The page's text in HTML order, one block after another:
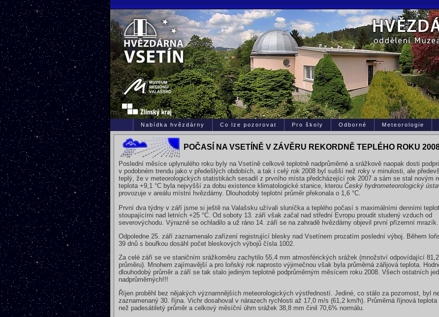
Nabídka hvězdárny Co lze pozorovat Pro školy Odborné Meteorologie
POČASÍ NA VSETÍNĚ V ZÁVĚRU REKORDNĚ TEPLÉHO ROKU
Poslední měsíce uplynulého roku byly na Vsetíně celkově teplotně nadprůměrné a srážkově naopak dosti
v podobném trendu jako v předešlých obdobích, a tak i celý rok 2008 byl sušší než roky v minulosti, ale
teplý, že v meteorologických statistikách sesadil z prvního místa předcházející rok 2007 a sám se stal novým
teplota +9,1 °C byla nejvyšší za dobu existence klimatologické stanice, kterou Český hydrometeorologický
provozuje v areálu místní hvězdárny. Dlouhodobý teplotní průměr překonala o 1,6 °C.
První dva týdny v září jsme si ještě na Valašsku užívali sluníčka a teplého počasí s maximálními denními
stoupajícími nad letních +25 °C. Od soboty 13. září však začal nad střední Evropu proudit studený vzduch od
severovýchodu. Výrazně se ochladilo a už ráno 14. září se na zahradě hvězdárny objevil první přízemní mrazík.
Odpoledne 25. září zaznamenalo zařízení registrující blesky nad Vsetínem prozatím poslední výboj. Během
39 dnů s bouřkou dosáhl počet bleskových výbojů čísla 1002.
Za celé září se ve staničním srážkoměru zachytilo 55,4 mm atmosférických srážek (množství odpovídající
průměru). Mnohem zajímavější a pro loňský rok naprosto výjimečnou však byla průměrná zářijová teplota.
dlouhodobý průměr a září se tak stalo jediným teplotně podprůměrným měsícem roku 2008. Všech ostatních
nadprůměrných!!!
Říjen proběhl bez nějakých významnějších meteorologických výstředností. Jediné, co stálo za pozornost, byl
zaznamenaný 30. října. Vichr dosahoval v nárazech rychlosti až 17,0 m/s (61,2 km/h). Průměrná říjnová
než padesátiletý průměr a celkový měsíční úhrn srážek 38,8 mm činil 70,6% normálu.